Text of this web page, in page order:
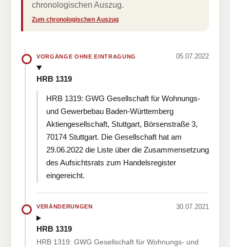
chronologischen Auszug.
Zum chronologischen Auszug
VORGÄNGE OHNE EINTRAGUNG 05.07.2022
HRB 1319
HRB 1319: GWG Gesellschaft für Wohnungs-
und Gewerbebau Baden-Württemberg
Aktiengesellschaft, Stuttgart, Börsenstraße 3,
70174 Stuttgart. Die Gesellschaft hat am
29.06.2022 die Liste über die Zusammensetzung
des Aufsichtsrats zum Handelsregister
eingereicht.
VERÄNDERUNGEN 30.07.2021
HRB 1319
HRB 1319: GWG Gesellschaft für Wohnungs- und